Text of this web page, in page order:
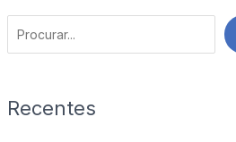
Search
Recentes